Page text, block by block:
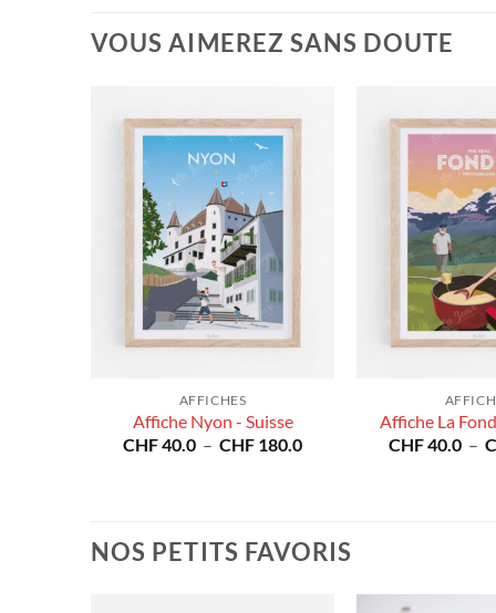
VOUS AIMEREZ SANS DOUTE
AFFICHES
Affiche Nyon - Suisse
CHF40.0 – CHF 180.0Plage
Affiche La
CHF40.0 –
NOS PETITS FAVORIS